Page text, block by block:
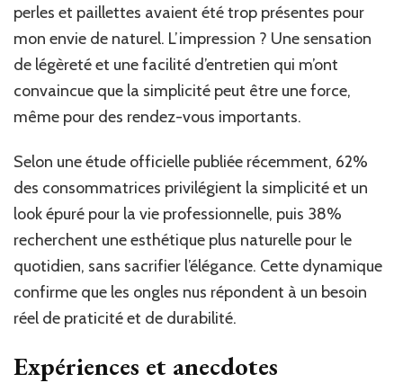
perles et paillettes avaient été trop présentes pour
mon envie de naturel. L’impression ? Une sensation
de légèreté et une facilité d’entretien qui m’ont
convaincue que la simplicité peut être une force,
même pour des rendez-vous importants.
Selon une étude officielle publiée récemment, 62%
des consommatrices privilégient la simplicité et un
look épuré pour la vie professionnelle, puis 38%
recherchent une esthétique plus naturelle pour le
quotidien, sans sacrifier l’élégance. Cette dynamique
confirme que les ongles nus répondent à un besoin
réel de praticité et de durabilité.
Expériences et anecdotes